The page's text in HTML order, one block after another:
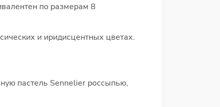
по размерам 8
и иридисцентных цветах.
пастель Sennelier россыпью,